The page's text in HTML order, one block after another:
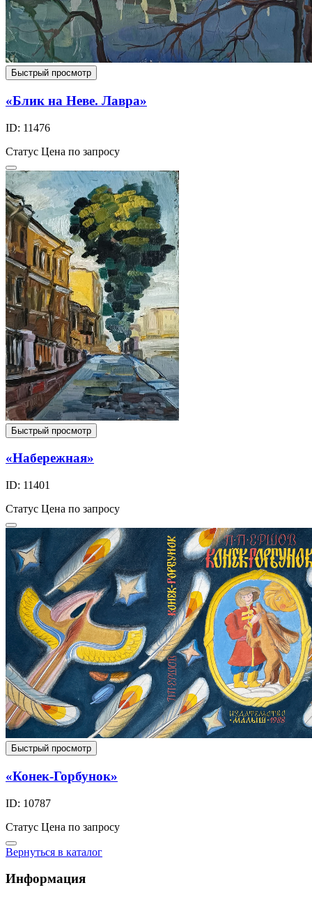
Быстрый просмотр
«Блик на Неве. Лавра»
ID: 11476
Статус Цена по запросу
Быстрый просмотр
«Набережная»
ID: 11401
Статус Цена по запросу
Быстрый просмотр
«Конек-Горбунок»
ID: 10787
Статус Цена по запросу
Вернуться в каталог
Информация